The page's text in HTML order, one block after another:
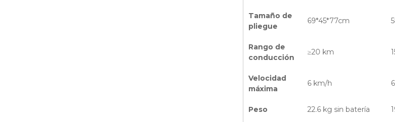
Tamaño de
pliegue
69*45*77cm
Rango de
conducción
≥20 km
Velocidad
máxima
6 km/h
Peso 22.6 kg sin batería